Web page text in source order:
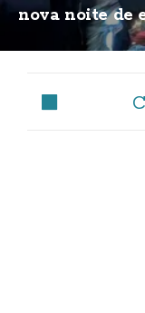
nova noite de